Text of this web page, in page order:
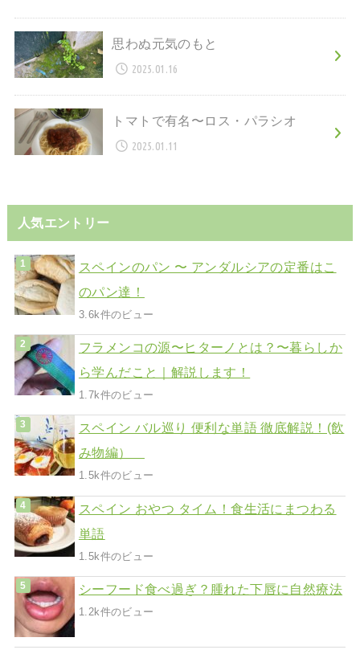
思わぬ元気のもと
2025.01.16
トマトで有名〜ロス・パラシオ
2025.01.11
人気エントリー
スペインのパン 〜 アンダルシアの定番はこ
のパン達！
3.6k件のビュー
フラメンコの源〜ヒターノとは？〜暮らしか
ら学んだこと｜解説します！
1.7k件のビュー
スペイン バル巡り 便利な単語 徹底解説！(飲
み物編）
1.5k件のビュー
スペイン おやつ タイム！食生活にまつわる
単語
1.5k件のビュー
シーフード食べ過ぎ？腫れた下唇に自然療法
1.2k件のビュー